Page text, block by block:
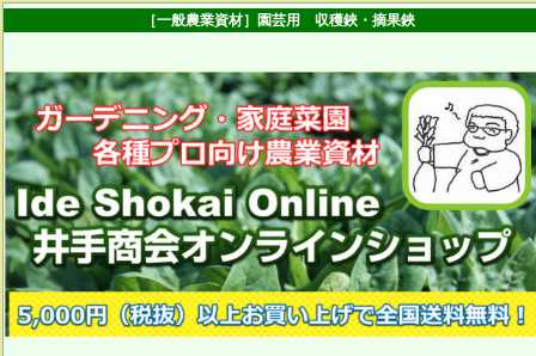
［一般農業資材］園芸用 収穫鋏・摘果鋏